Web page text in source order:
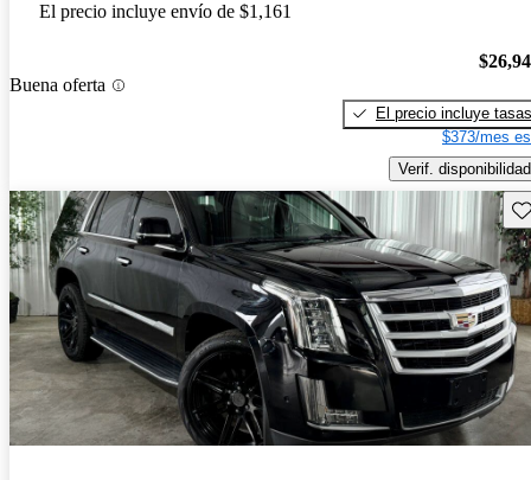
El precio incluye envío de $1,161
Buena oferta
El precio incluye tasas
$373/mes
Verif. disponibilidad